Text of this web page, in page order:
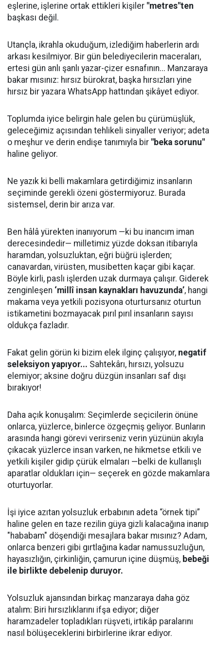
eşlerine, işlerine ortak ettikleri kişiler "metres"ten
başkası değil.
Utançla, ikrahla okuduğum, izlediğim haberlerin ardı
arkası kesilmiyor. Bir gün belediyecilerin maceraları,
ertesi gün anlı şanlı yazar-çizer esnafının... Manzaraya
bakar mısınız: hırsız bürokrat, başka hırsızları yine
hırsız bir yazara WhatsApp hattından şikâyet ediyor.
Toplumda iyice belirgin hale gelen bu çürümüşlük,
geleceğimiz açısından tehlikeli sinyaller veriyor; adeta
o meşhur ve derin endişe tanımıyla bir "beka sorunu"
haline geliyor.
Ne yazık ki belli makamlara getirdiğimiz insanların
seçiminde gerekli özeni göstermiyoruz. Burada
sistemsel, derin bir arıza var.
Ben hâlâ yürekten inanıyorum —ki bu inancım iman
derecesindedir— milletimiz yüzde doksan itibarıyla
haramdan, yolsuzluktan, eğri büğrü işlerden;
canavardan, virüsten, musibetten kaçar gibi kaçar.
Böyle kirli, paslı işlerden uzak durmaya çalışır. Giderek
zenginleşen ‘millî insan kaynakları havuzunda’, hangi
makama veya yetkili pozisyona oturtursanız oturtun
istikametini bozmayacak pırıl pırıl insanların sayısı
oldukça fazladır.
Fakat gelin görün ki bizim elek ilginç çalışıyor, negatif
seleksiyon yapıyor... Sahtekârı, hırsızı, yolsuzu
elemiyor; aksine doğru düzgün insanları saf dışı
bırakıyor!
Daha açık konuşalım: Seçimlerde seçicilerin önüne
onlarca, yüzlerce, binlerce özgeçmiş geliyor. Bunların
arasında hangi görevi verirseniz verin yüzünün akıyla
çıkacak yüzlerce insan varken, ne hikmetse etkili ve
yetkili kişiler gidip çürük elmaları —belki de kullanışlı
aparatlar oldukları için— seçerek en gözde makamlara
oturtuyorlar.
İşi iyice azıtan yolsuzluk erbabının adeta “örnek tipi”
haline gelen en taze rezilin güya gizli kalacağına inanıp
"hababam" döşendiği mesajlara bakar mısınız? Adam,
onlarca benzeri gibi gırtlağına kadar namussuzluğun,
hayasızlığın, çirkinliğin, çamurun içine düşmüş, bebeği
ile birlikte debelenip duruyor.
Yolsuzluk ajansından birkaç manzaraya daha göz
atalım: Biri hırsızlıklarını ifşa ediyor; diğer
haramzadeler topladıkları rüşveti, irtikâp paralarını
nasıl bölüşeceklerini birbirlerine ikrar ediyor.